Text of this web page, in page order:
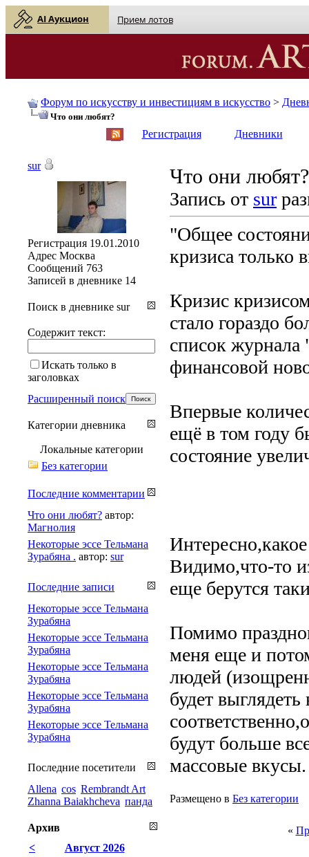
AI Аукцион Прием лотов
Форум по искусству и инвестициям в искусство >
Что они любят?
Регистрация Дневники
Что они любят?
Запись от sur
"Общее
кризиса только
Кризис
стало гораздо
список журнала
финансовой
Впервые
ещё в том году
состояние
Видимо,что-то
еще берутся
Помимо
меня еще и
людей
будет
будут больше
массовые вкусы.
Размещено в Без категории
«
sur
Регистрация 19.01.2010
Адрес Москва
Сообщений 763
Записей в дневнике 14
Поиск в дневнике sur
Содержит текст:
Искать только в
заголовках
Расширенный поиск
Категории дневника
Локальные категории
Без категории
Последние комментарии
Что они любят? автор:
Магнолия
Некоторые эссе Тельмана
Зурабяна . автор: sur
Последние записи
Некоторые эссе Тельмана
Зурабяна
Некоторые эссе Тельмана
Зурабяна
Некоторые эссе Тельмана
Зурабяна
Некоторые эссе Тельмана
Зурабяна
Некоторые эссе Тельмана
Зурабяна
Последние посетители
Allena cos Rembrandt Art
Zhanna Baiakhcheva панда
Архив
<
Август 2026